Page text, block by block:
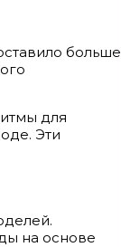
больше
для
Эти
на основе